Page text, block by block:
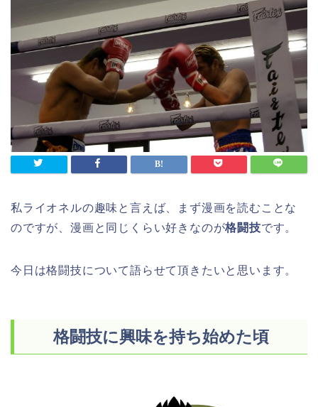
私ライオネルの趣味と言えば、まず漫画を読むことな
のですが、漫画と同じくらい好きなのが格闘技です。
今日は格闘技について語らせて頂きたいと思います。
格闘技に興味を持ち始めた頃